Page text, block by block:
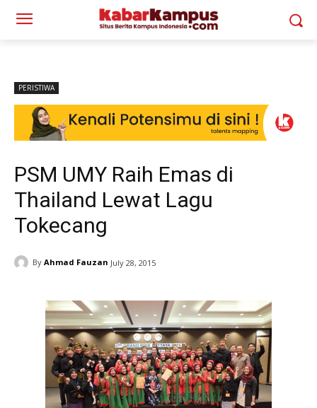
PERISTIWA
PSM UMY Raih Emas di
Thailand Lewat Lagu
Tokecang
By Ahmad Fauzan July 28, 2015